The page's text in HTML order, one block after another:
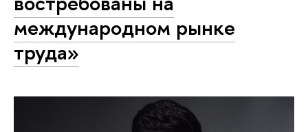
международном рынке
труда»